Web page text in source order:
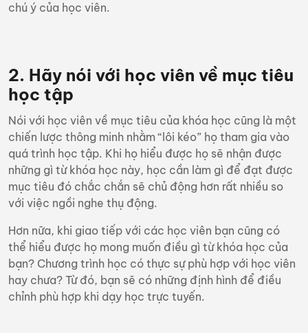
chú ý của học viên.
2. Hãy nói với học viên về mục tiêu
học tập
Nói với học viên về mục tiêu của khóa học cũng là một
chiến lược thông minh nhằm “lôi kéo” họ tham gia vào
quá trình học tập. Khi họ hiểu được họ sẽ nhận được
những gì từ khóa học này, học cần làm gì để đạt được
mục tiêu đó chắc chắn sẽ chủ động hơn rất nhiều so
với việc ngồi nghe thụ động.
Hơn nữa, khi giao tiếp với các học viên bạn cũng có
thể hiểu được họ mong muốn điều gì từ khóa học của
bạn? Chương trình học có thực sự phù hợp với học viên
hay chưa? Từ đó, bạn sẽ có những định hình để điều
chỉnh phù hợp khi dạy học trực tuyến.